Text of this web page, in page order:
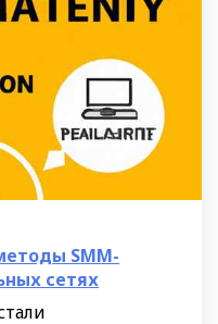
SMM-
сетях